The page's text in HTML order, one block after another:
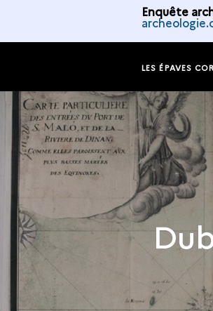
Enquête
LES ÉPAVES